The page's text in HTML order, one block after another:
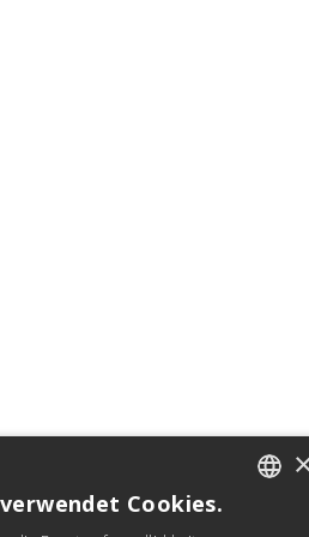
Cookies.